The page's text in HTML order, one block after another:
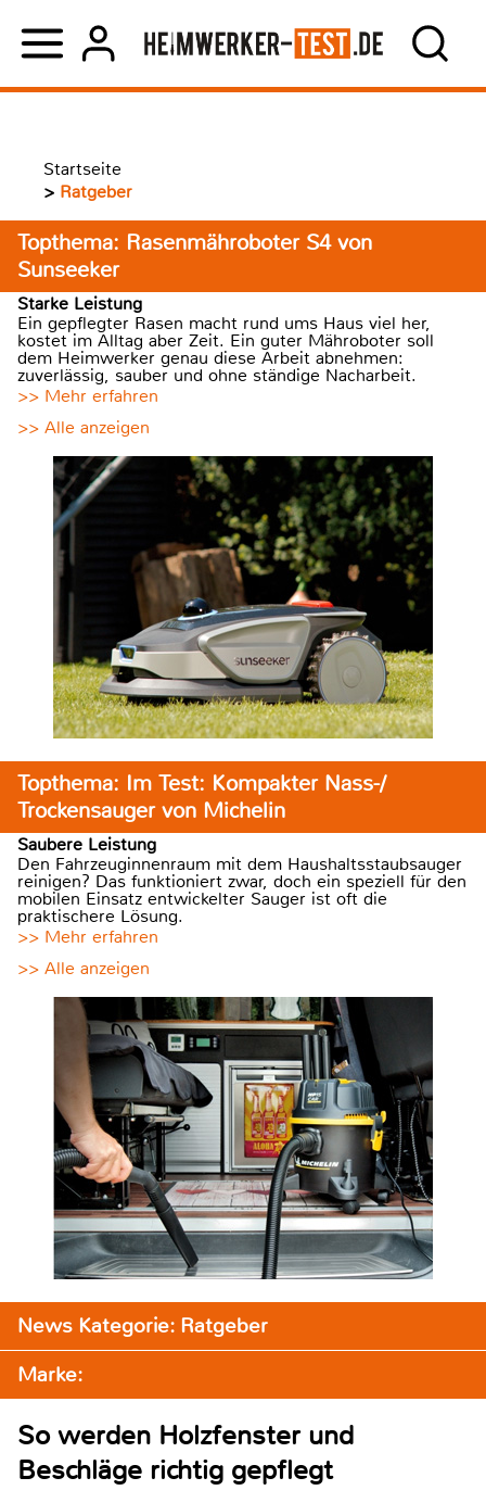
Startseite
> Ratgeber
Topthema: Rasenmähroboter S4 von
Sunseeker
Starke Leistung
Ein gepflegter Rasen macht rund ums Haus viel her,
kostet im Alltag aber Zeit. Ein guter Mähroboter soll
dem Heimwerker genau diese Arbeit abnehmen:
zuverlässig, sauber und ohne ständige Nacharbeit.
>> Mehr erfahren
>> Alle anzeigen
Topthema: Im Test: Kompakter Nass-/
Trockensauger von Michelin
Saubere Leistung
Den Fahrzeuginnenraum mit dem Haushaltsstaubsauger
reinigen? Das funktioniert zwar, doch ein speziell für den
mobilen Einsatz entwickelter Sauger ist oft die
praktischere Lösung.
>> Mehr erfahren
>> Alle anzeigen
News Kategorie: Ratgeber
Marke:
So werden Holzfenster und
Beschläge richtig gepflegt